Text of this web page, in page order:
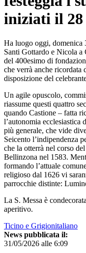
iniziati il 28
Ha luogo oggi, domenica
Santi Gottardo e Nicola a
del 400esimo di
che verrà anche ricordata
disposizione del
Un agile opuscolo,
riassume questi quattro
quando Castione – fatta
l’autonomia ecclesiastica
più generale, che vide
Seicento l’indipendenza
che la otterrà nel corso
Bellinzona nel 1583.
formando l’attuale
religioso dal 1626 vi
parrocchie distinte:
La S. Messa è
aperitivo.
Ticino e Grigionitaliano
News pubblicata il:
31/05/2026 alle 6:09